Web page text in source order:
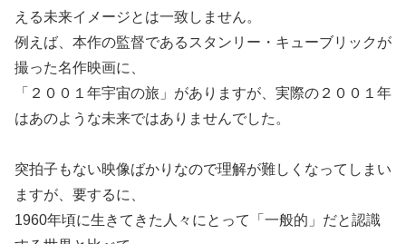
える未来イメージとは一致しません。
例えば、本作の監督であるスタンリー・キューブリックが
撮った名作映画に、
「２００１年宇宙の旅」がありますが、実際の２００１年
はあのような未来ではありませんでした。
突拍子もない映像ばかりなので理解が難しくなってしまい
ますが、要するに、
1960年頃に生きてきた人々にとって「一般的」だと認識